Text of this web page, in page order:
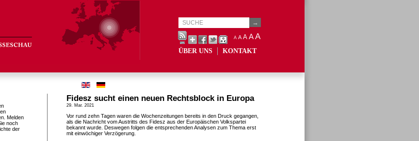
A A A AA
ÜBER UNS KONTAKT
Fidesz sucht einen neuen Rechtsblock in Europa
29. Mar. 2021
Vor rund zehn Tagen waren die Wochenzeitungen bereits in den Druck gegangen,
als die Nachricht vom Austritts des Fidesz aus der Europäischen Volkspartei
bekannt wurde. Deswegen folgen die entsprechenden Analysen zum Thema erst
mit einwöchiger Verzögerung.
Melden
noch
der